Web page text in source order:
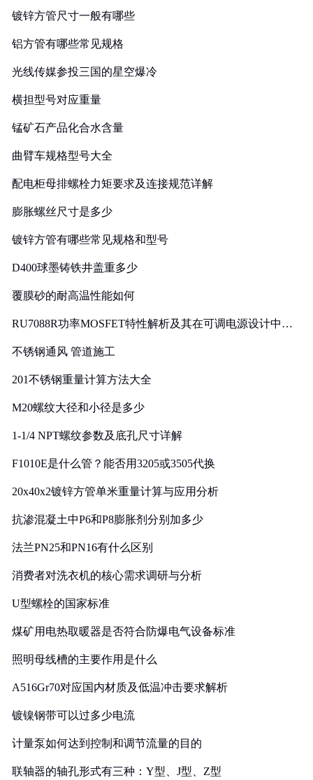
镀锌方管尺寸一般有哪些
铝方管有哪些常见规格
光线传媒参投三国的星空爆冷
横担型号对应重量
锰矿石产品化合水含量
曲臂车规格型号大全
配电柜母排螺栓力矩要求及连接规范详解
膨胀螺丝尺寸是多少
镀锌方管有哪些常见规格和型号
D400球墨铸铁井盖重多少
覆膜砂的耐高温性能如何
RU7088R功率MOSFET特性解析及其在可调电源设计中的
不锈钢通风 管道施工
201不锈钢重量计算方法大全
M20螺纹大径和小径是多少
1-1/4 NPT螺纹参数及底孔尺寸详解
F1010E是什么管？能否用3205或3505代换
20x40x2镀锌方管单米重量计算与应用分析
抗渗混凝土中P6和P8膨胀剂分别加多少
法兰PN25和PN16有什么区别
消费者对洗衣机的核心需求调研与分析
U型螺栓的国家标准
煤矿用电热取暖器是否符合防爆电气设备标准
照明母线槽的主要作用是什么
A516Gr70对应国内材质及低温冲击要求解析
镀镍钢带可以过多少电流
计量泵如何达到控制和调节流量的目的
联轴器的轴孔形式有三种：Y型、J型、Z型